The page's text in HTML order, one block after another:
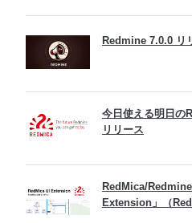
Redmine 7.0.0 リ
今日使える明日の
リリース
RedMica/
Extension」（